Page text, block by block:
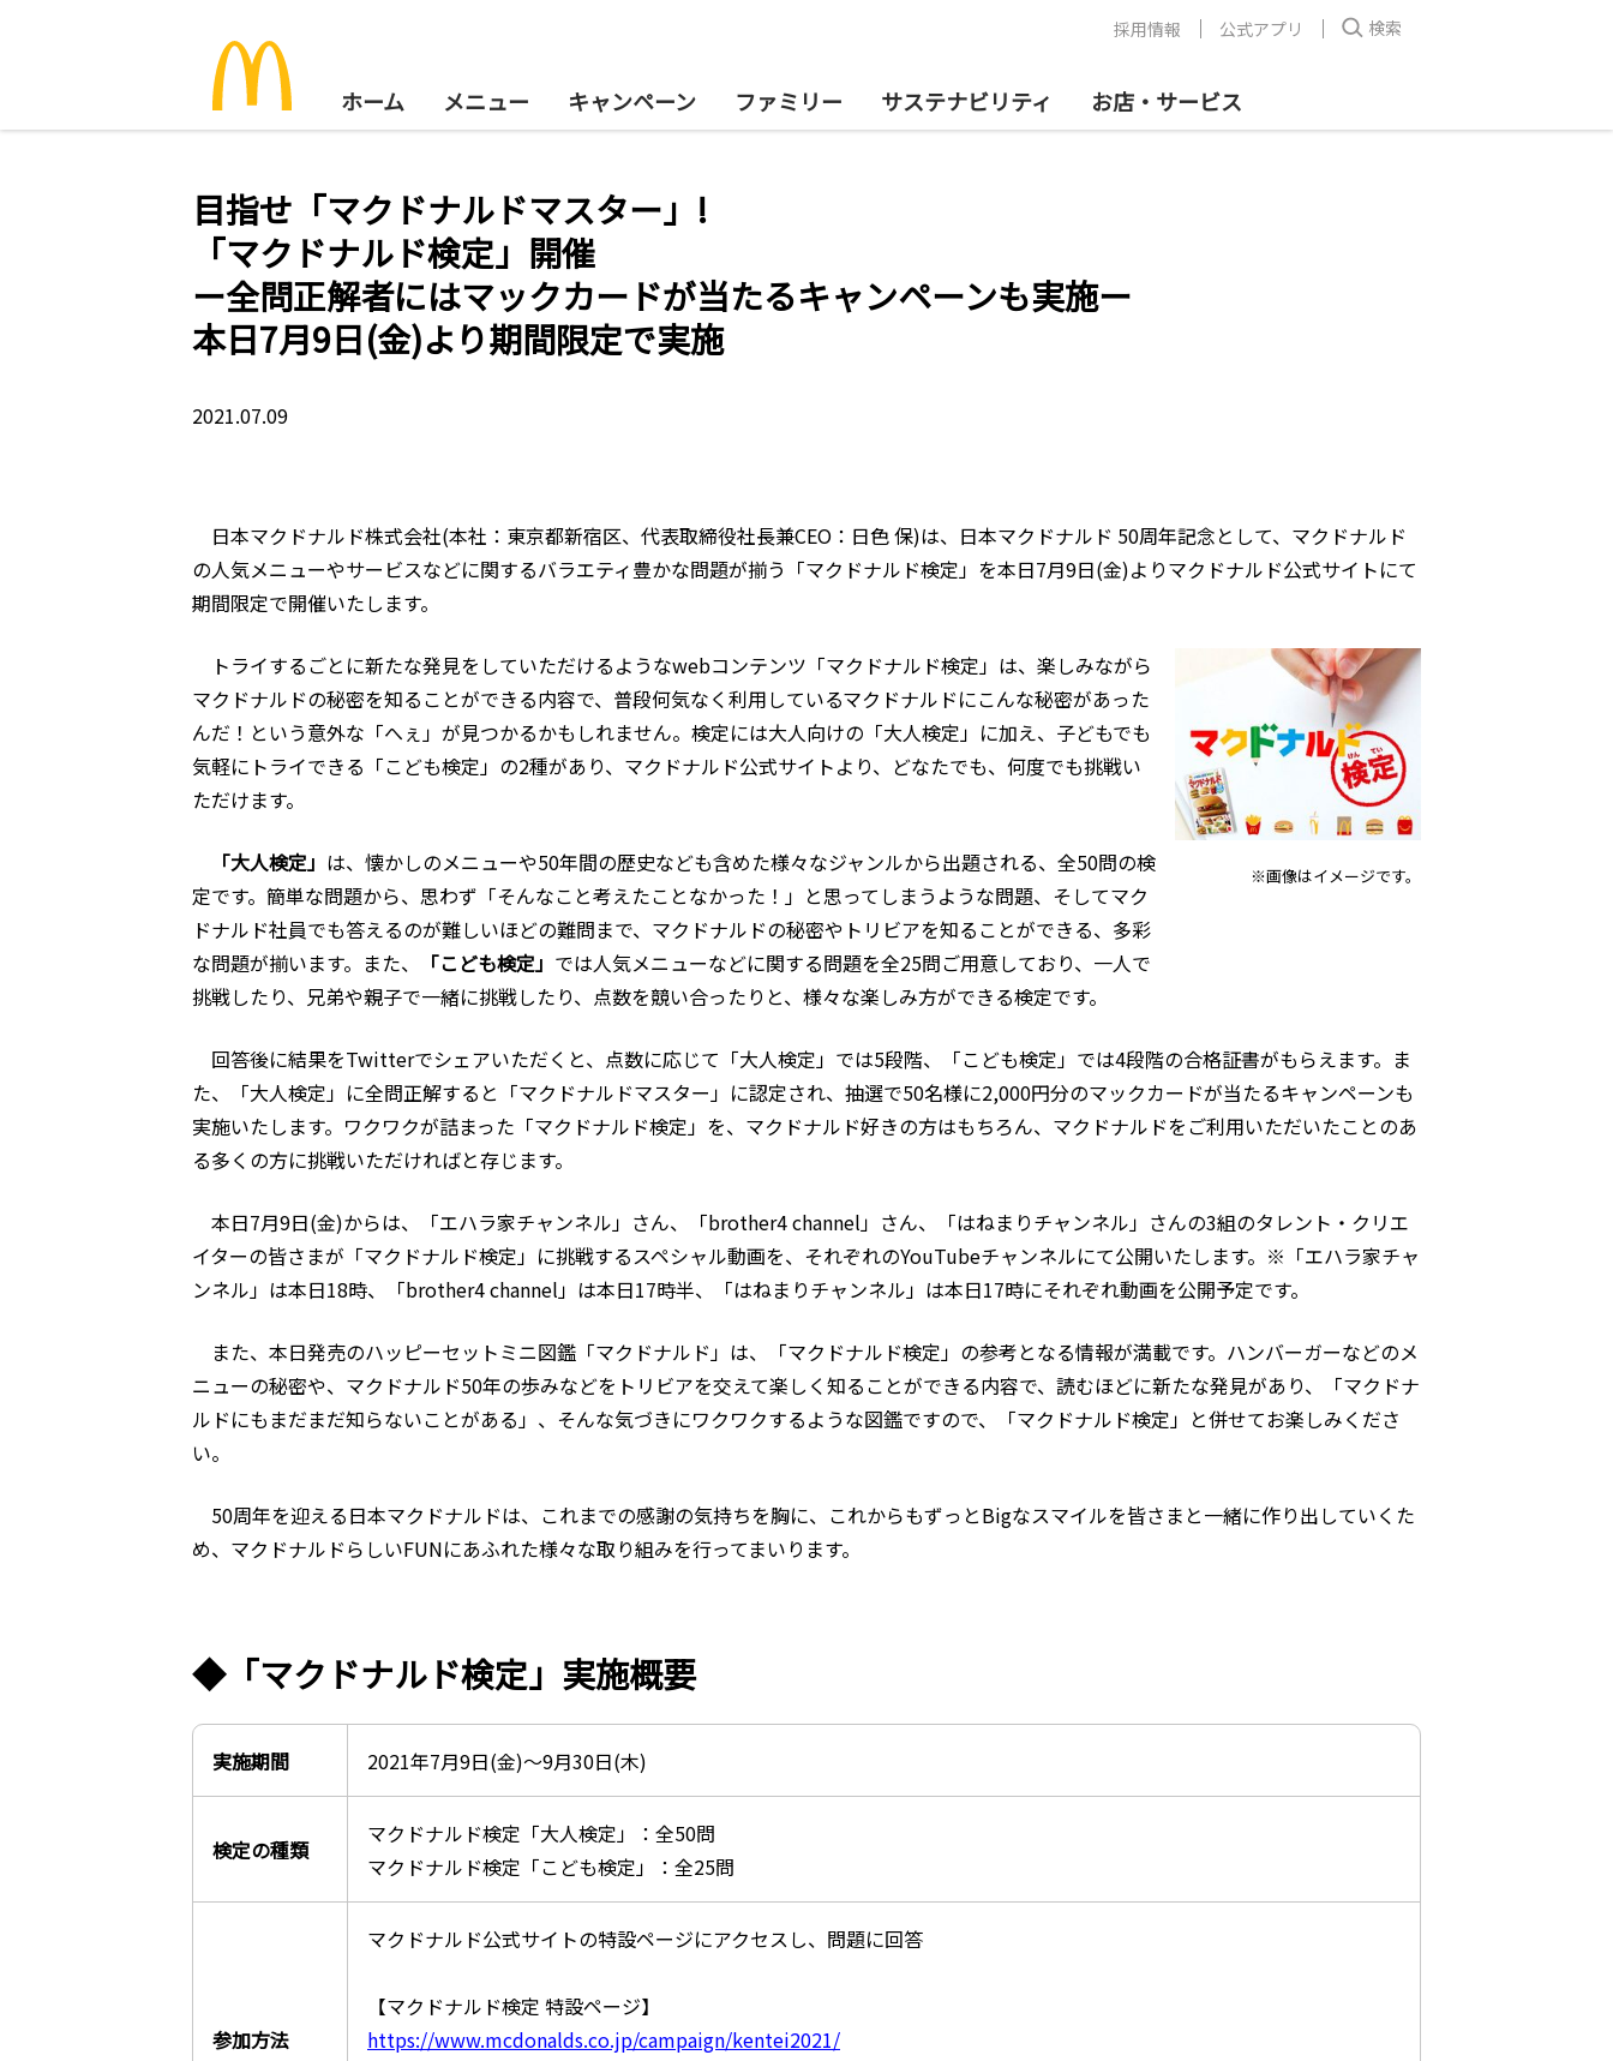
ホーム メニュー キャンペーン ファミリー サステナビリティ お店・サービス
採用情報 公式アプリ 検索
目指せ「マクドナルドマスター」!
「マクドナルド検定」開催
ー全問正解者にはマックカードが当たるキャンペーンも実施ー
本日7月9日(金)より期間限定で実施
2021.07.09
日本マクドナルド株式会社(本社：東京都新宿区、代表取締役社長兼CEO：日色 保)は、日本マクドナルド 50周年記念として、マクドナルド
の人気メニューやサービスなどに関するバラエティ豊かな問題が揃う「マクドナルド検定」を本日7月9日(金)よりマクドナルド公式サイトにて
期間限定で開催いたします。
トライするごとに新たな発見をしていただけるようなwebコンテンツ「マクドナルド検定」は、楽しみながら
マクドナルドの秘密を知ることができる内容で、普段何気なく利用しているマクドナルドにこんな秘密があった
んだ！という意外な「へぇ」が見つかるかもしれません。検定には大人向けの「大人検定」に加え、子どもでも
気軽にトライできる「こども検定」の2種があり、マクドナルド公式サイトより、どなたでも、何度でも挑戦い
ただけます。
「大人検定」 は、懐かしのメニューや50年間の歴史なども含めた様々なジャンルから出題される、全50問の検
定です。簡単な問題から、思わず「そんなこと考えたことなかった！」と思ってしまうような問題、そしてマク
ドナルド社員でも答えるのが難しいほどの難問まで、マクドナルドの秘密やトリビアを知ることができる、多彩
な問題が揃います。また、
「こども検定」 では人気メニューなどに関する問題を全25問ご用意しており、一人で
挑戦したり、兄弟や親子で一緒に挑戦したり、点数を競い合ったりと、様々な楽しみ方ができる検定です。
※画像はイメージです。
回答後に結果をTwitterでシェアいただくと、点数に応じて「大人検定」では5段階、「こども検定」では4段階の合格証書がもらえます。ま
た、「大人検定」に全問正解すると「マクドナルドマスター」に認定され、抽選で50名様に2,000円分のマックカードが当たるキャンペーンも
実施いたします。ワクワクが詰まった「マクドナルド検定」を、マクドナルド好きの方はもちろん、マクドナルドをご利用いただいたことのあ
る多くの方に挑戦いただければと存じます。
本日7月9日(金)からは、「エハラ家チャンネル」さん、「brother4 channel」さん、「はねまりチャンネル」さんの3組のタレント・クリエ
イターの皆さまが「マクドナルド検定」に挑戦するスペシャル動画を、それぞれのYouTubeチャンネルにて公開いたします。※「エハラ家チャ
ンネル」は本日18時、「brother4 channel」は本日17時半、「はねまりチャンネル」は本日17時にそれぞれ動画を公開予定です。
また、本日発売のハッピーセットミニ図鑑「マクドナルド」は、「マクドナルド検定」の参考となる情報が満載です。ハンバーガーなどのメ
ニューの秘密や、マクドナルド50年の歩みなどをトリビアを交えて楽しく知ることができる内容で、読むほどに新たな発見があり、「マクドナ
ルドにもまだまだ知らないことがある」、そんな気づきにワクワクするような図鑑ですので、「マクドナルド検定」と併せてお楽しみくださ
い。
50周年を迎える日本マクドナルドは、これまでの感謝の気持ちを胸に、これからもずっとBigなスマイルを皆さまと一緒に作り出していくた
め、マクドナルドらしいFUNにあふれた様々な取り組みを行ってまいります。
◆「マクドナルド検定」実施概要
実施期間 2021年7月9日(金)～9月30日(木)
検定の種類
マクドナルド検定「大人検定」：全50問
マクドナルド検定「こども検定」：全25問
参加方法
マクドナルド公式サイトの特設ページにアクセスし、問題に回答
【マクドナルド検定 特設ページ】
https://www.mcdonalds.co.jp/campaign/kentei2021/